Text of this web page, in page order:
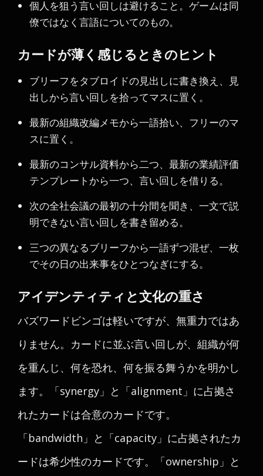
個人を狙う言い回しは避けること。ゲームは同
僚ではなく言語についてのもの。
カードが薄く感じるときのヒント
ブリーフをタブロイドの見出しに書き換え、見
出しから言い回しを拾ってマスに置く。
最新の組織改編メモから一語拾い、フリーのマ
スに置く。
最新のコンサル資料から二つ、最新の業績評価
テンプレートから一つ、言い回しを借りる。
次の全社会議の最初の十分間を聞き、一文で説
明できない言い回しを書き留める。
三つの異なるブリーフから一語ずつ混ぜ、一枚
でその日の出来事をひとつなぎにする。
アイデンティティと文化の重さ
バズワードビンゴは軽いですが、無重力ではあ
りません。カードに並ぶ言い回しが、組織が何
を重んじ、何を恐れ、何を振る舞うかを明かし
ます。「synergy」と「alignment」に占拠さ
れたカードは合意のカードです。
「bandwidth」と「capacity」に占拠されたカ
ードは希少性のカードです。「ownership」と